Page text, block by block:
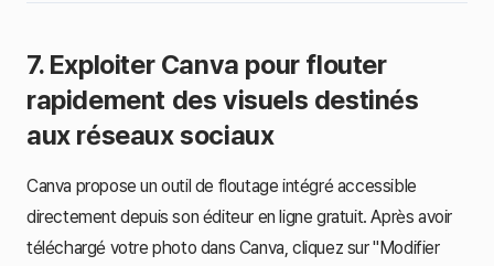
7. Exploiter Canva pour flouter
rapidement des visuels destinés
aux réseaux sociaux
Canva propose un outil de floutage intégré accessible
directement depuis son éditeur en ligne gratuit. Après avoir
téléchargé votre photo dans Canva, cliquez sur "Modifier